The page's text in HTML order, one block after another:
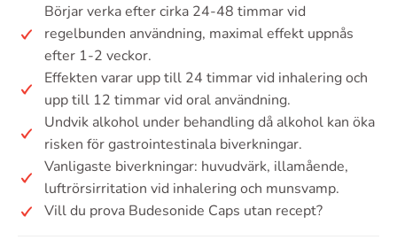
Börjar verka efter cirka 24-48 timmar vid
regelbunden användning, maximal effekt uppnås
efter 1-2 veckor.
Effekten varar upp till 24 timmar vid inhalering och
upp till 12 timmar vid oral användning.
Undvik alkohol under behandling då alkohol kan öka
risken för gastrointestinala biverkningar.
Vanligaste biverkningar: huvudvärk, illamående,
luftrörsirritation vid inhalering och munsvamp.
Vill du prova Budesonide Caps utan recept?